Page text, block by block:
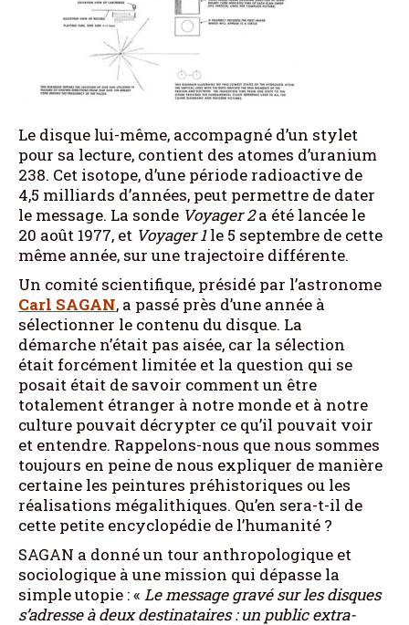
Le disque lui-même, accompagné d’un stylet
pour sa lecture, contient des atomes d’uranium
238. Cet isotope, d’une période radioactive de
4,5 milliards d’années, peut permettre de dater
le message. La sonde Voyager 2a été lancée le
20 août 1977, et Voyager 1le 5 septembre de cette
même année, sur une trajectoire différente.
Un comité scientifique, présidé par l’astronome
Carl SAGAN, a passé près d’une année à
sélectionner le contenu du disque. La
démarche n’était pas aisée, car la sélection
était forcément limitée et la question qui se
posait était de savoir comment un être
totalement étranger à notre monde et à notre
culture pouvait décrypter ce qu’il pouvait voir
et entendre. Rappelons-nous que nous sommes
toujours en peine de nous expliquer de manière
certaine les peintures préhistoriques ou les
réalisations mégalithiques. Qu’en sera-t-il de
cette petite encyclopédie de l’humanité ?
SAGAN a donné un tour anthropologique et
sociologique à une mission qui dépasse la
simple utopie : « Le message gravé sur les disques
s’adresse à deux destinataires : un public extra-